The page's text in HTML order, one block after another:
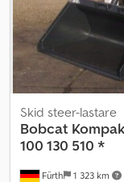
pb Dedpfoylkxmox
Fürth 1 323 km
Skid steer-lastare
Bobcat
100 130 510 *